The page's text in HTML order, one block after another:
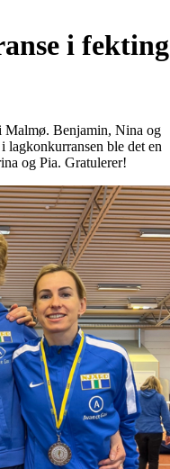
i fekting
Malmø. Benjamin, Nina og
lagkonkurransen ble det en
og Pia. Gratulerer!